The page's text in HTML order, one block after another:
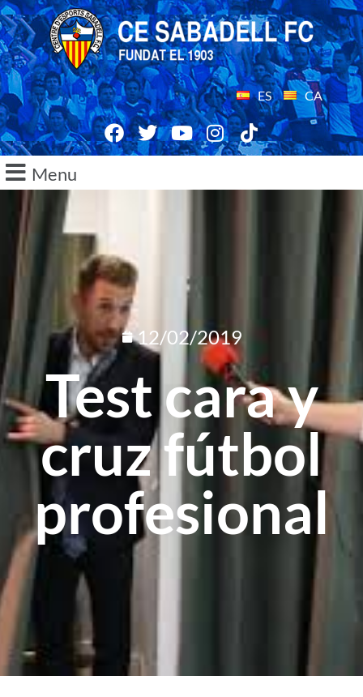
ES CA
Menu
12/02/2019
Test cara y
cruz fútbol
profesional